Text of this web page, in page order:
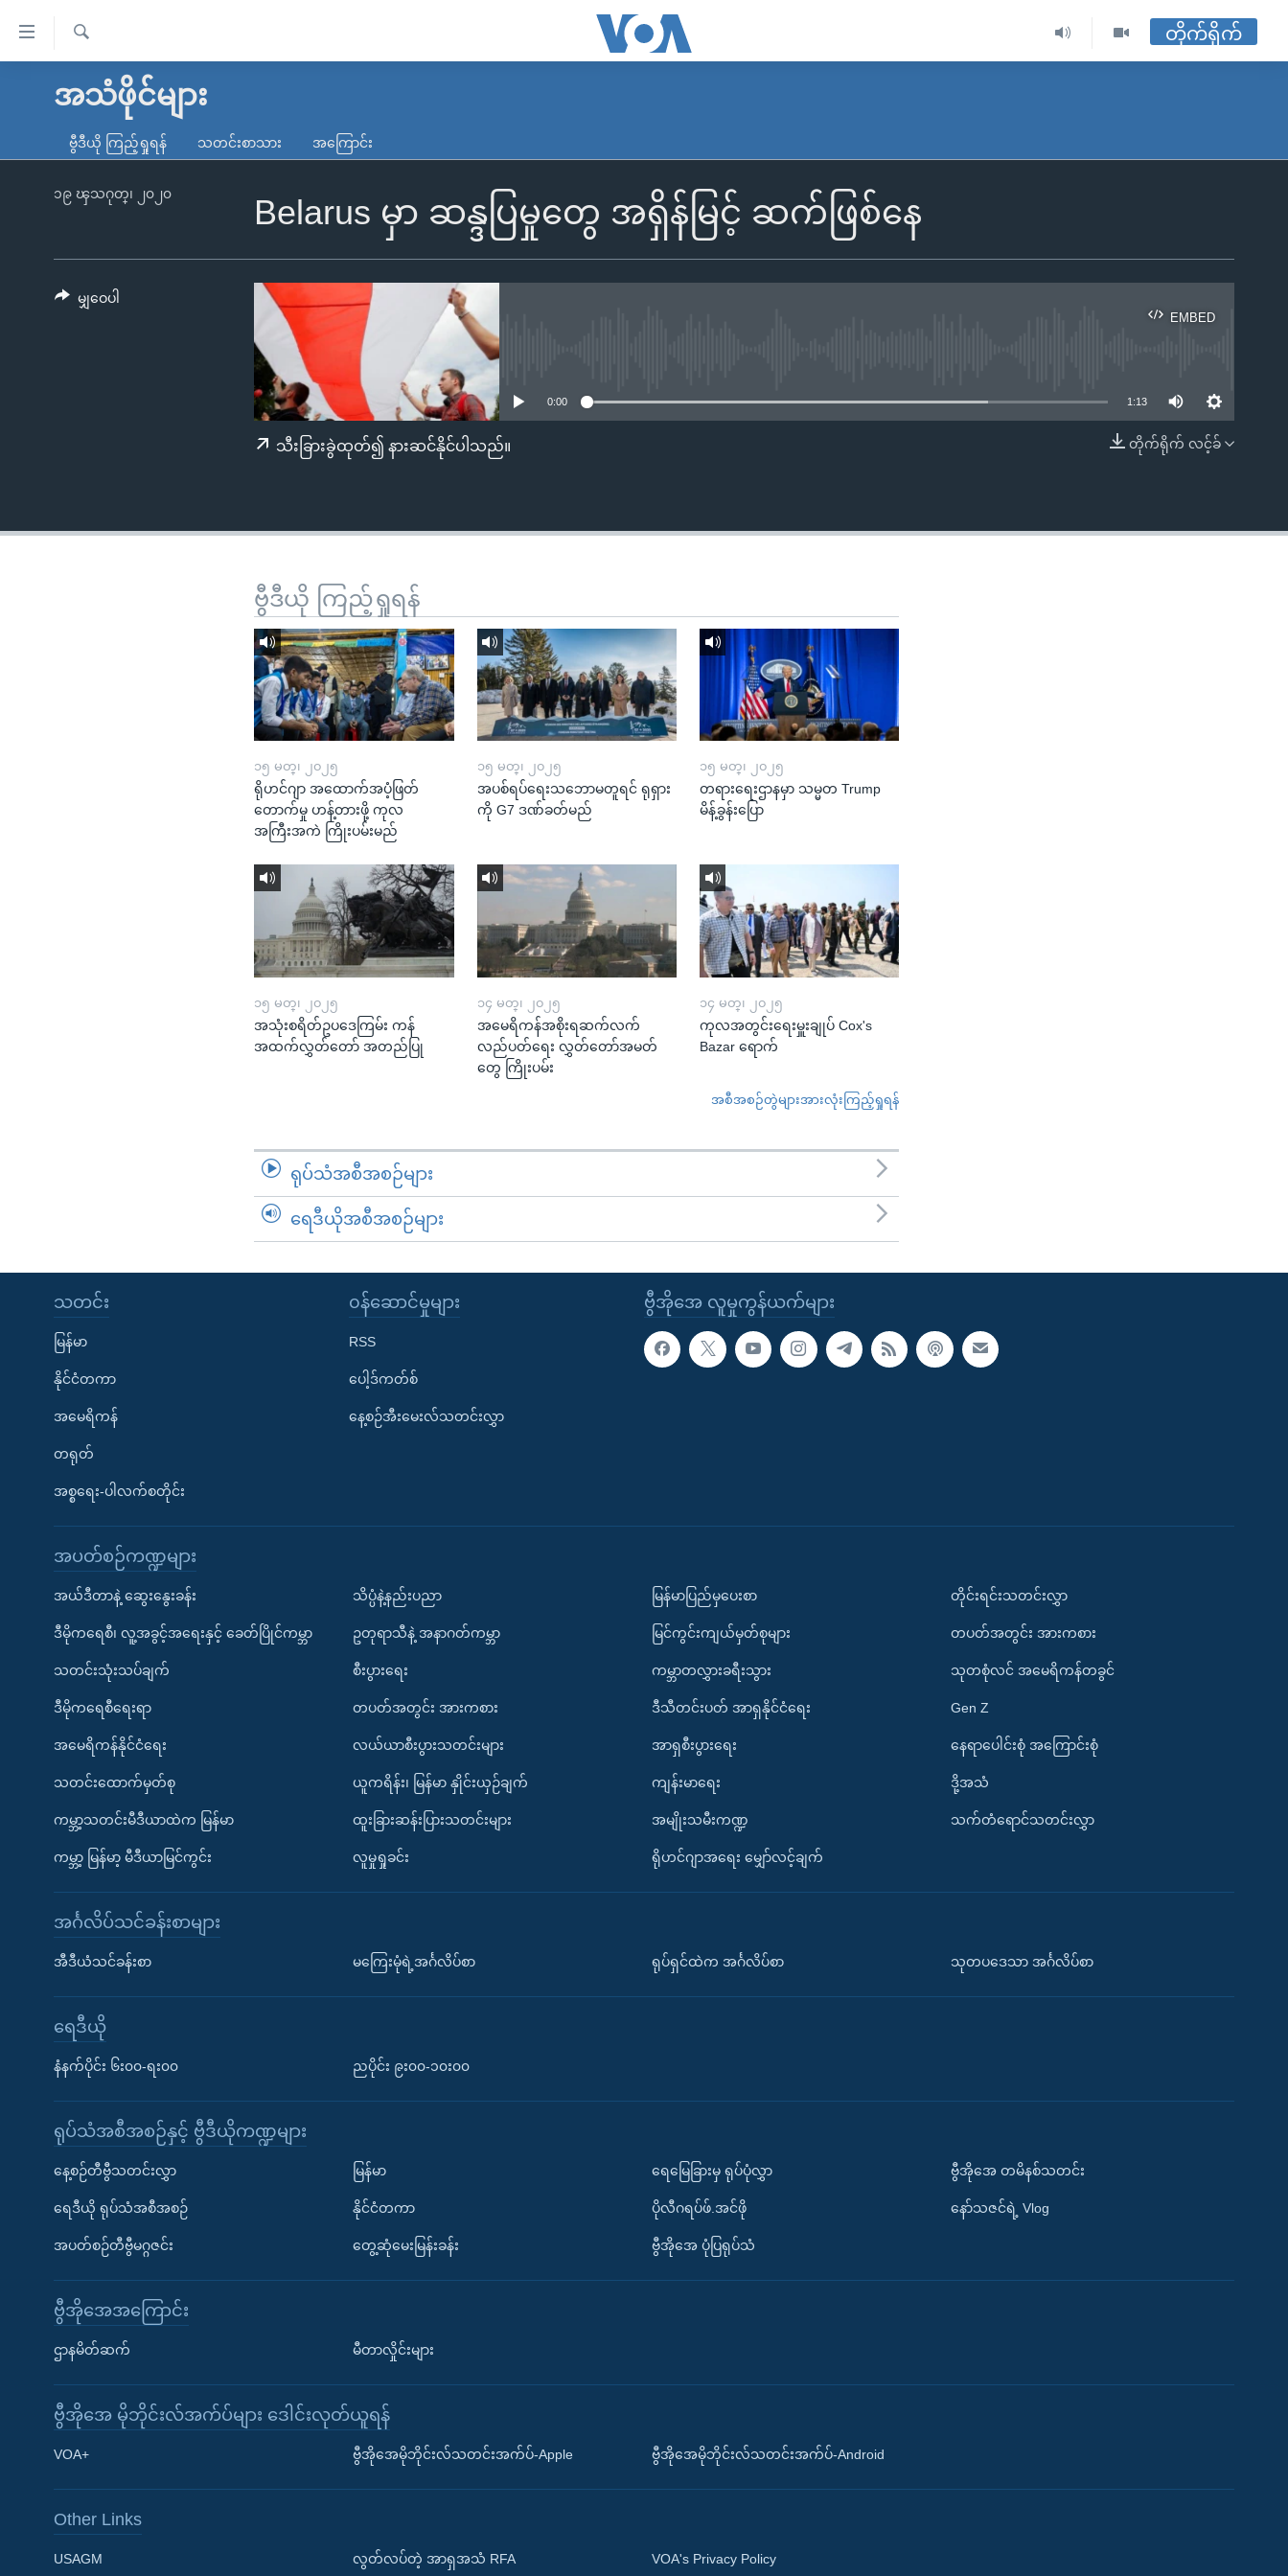
လွယ်ကူ
သည့်
ကျော်
မူလစာမျက်နှာ
ကမ္ဘာ့သတင်းများ
နိုင်ငံတကာ
တရုတ်
အစ္စရေး-ပါလက်စတိုင်း
ရပ်ဝန်းတခု လမ်းတခု အလွန်
အင်္ဂလိပ်စာလေ့လာမယ်
Learning English
ရ
တိုက်ရိုက်
အသံဖိုင်များ
ဗွီဒီယို ကြည့်ရှုရန် သတင်းစာသား အကြောင်း
Belarus မှာ ဆန္ဒပြမှုတွေ အရှိန်မြင့် ဆက်ဖြစ်နေ
၁၉ ၾသဂုတ္၊ ၂၀၂၀
EMBED
EMBED
0:00 1:13
တိုက်ရိုက် လင့်ခ်
သီးခြားခွဲထုတ်၍ နားဆင်နိုင်ပါသည်။
မျှဝေပါ
ဗွီဒီယို ကြည့်ရှုရန်
၁၅ မတ္၊ ၂၀၂၅
ရိုဟင်ဂျာ အထောက်အပံ့ဖြတ်
တောက်မှု ဟန့်တားဖို့ ကုလ
အကြီးအကဲ ကြိုးပမ်းမည်
၁၅ မတ္၊ ၂၀၂၅
အပစ်ရပ်ရေးသဘောမတူရင် ရုရှား
ကို G7 ဒဏ်ခတ်မည်
၁၅ မတ္၊ ၂၀၂၅
တရားရေးဌာနမှာ သမ္မတ Trump
မိန့်ခွန်းပြော
၁၅ မတ္၊ ၂၀၂၅
အသုံးစရိတ်ဥပဒေကြမ်း ကန်
အထက်လွှတ်တော် အတည်ပြု
၁၄ မတ္၊ ၂၀၂၅
အမေရိကန်အစိုးရဆက်လက်
လည်ပတ်ရေး လွှတ်တော်အမတ်
တွေ ကြိုးပမ်း
၁၄ မတ္၊ ၂၀၂၅
ကုလအတွင်းရေးမှူးချုပ် Cox's
Bazar ရောက်
အစီအစဉ်တွဲများအားလုံးကြည့်ရှုရန်
ရုပ်သံအစီအစဉ်များ
ရေဒီယိုအစီအစဉ်များ
ဗွီအိုအေ လူမှုကွန်ယက်များ
သတင်း
မြန်မာ
နိုင်ငံတကာ
အမေရိကန်
တရုတ်
အစ္စရေး-ပါလက်စတိုင်း
၀န်ဆောင်မှုများ
RSS
ပေါ့ဒ်ကတ်စ်
နေ့စဉ်အီးမေးလ်သတင်းလွှာ
အပတ်စဉ်ကဏ္ဍများ
အယ်ဒီတာနဲ့ ဆွေးနွေးခန်း
ဒီမိုကရေစီ၊ လူ့အခွင့်အရေးနှင့် ခေတ်ပြိုင်ကမ္ဘာ
သတင်းသုံးသပ်ချက်
ဒီမိုကရေစီရေးရာ
အမေရိကန်နိုင်ငံရေး
သတင်းထောက်မှတ်စု
ကမ္ဘာ့သတင်းမီဒီယာထဲက မြန်မာ
ကမ္ဘာ့ မြန်မာ့ မီဒီယာမြင်ကွင်း
သိပ္ပံနဲ့နည်းပညာ
ဥတုရာသီနဲ့ အနာဂတ်ကမ္ဘာ
စီးပွားရေး
တပတ်အတွင်း အားကစား
လယ်ယာစီးပွားသတင်းများ
ယူကရိန်း၊ မြန်မာ နှိုင်းယှဉ်ချက်
ထူးခြားဆန်းပြားသတင်းများ
လူမှုရှုခင်း
မြန်မာပြည်မှပေးစာ
မြင်ကွင်းကျယ်မှတ်စုများ
ကမ္ဘာတလွှားခရီးသွား
ဒီသီတင်းပတ် အာရှနိုင်ငံရေး
အာရှစီးပွားရေး
ကျန်းမာရေး
အမျိုးသမီးကဏ္ဍ
ရိုဟင်ဂျာအရေး မျှော်လင့်ချက်
တိုင်းရင်းသတင်းလွှာ
တပတ်အတွင်း အားကစား
သုတစုံလင် အမေရိကန်တခွင်
Gen Z
နေရာပေါင်းစုံ အကြောင်းစုံ
ဒို့အသံ
သက်တံရောင်သတင်းလွှာ
အင်္ဂလိပ်သင်ခန်းစာများ
အီဒီယံသင်ခန်းစာ မကြေးမုံရဲ့အင်္ဂလိပ်စာ ရုပ်ရှင်ထဲက အင်္ဂလိပ်စာ သုတပဒေသာ အင်္ဂလိပ်စာ
ရေဒီယို
နံနက်ပိုင်း ၆း၀၀-ရး၀၀ ညပိုင်း ၉း၀၀-၁၀း၀၀
ရုပ်သံအစီအစဉ်နှင့် ဗွီဒီယိုကဏ္ဍများ
နေ့စဉ်တီဗွီသတင်းလွှာ
ရေဒီယို ရုပ်သံအစီအစဉ်
အပတ်စဉ်တီဗွီမဂ္ဂဇင်း
မြန်မာ
နိုင်ငံတကာ
တွေ့ဆုံမေးမြန်းခန်း
ရေမြေခြားမှ ရုပ်ပုံလွှာ
ပိုလီဂရပ်ဖ်.အင်ဖို
ဗွီအိုအေ ပုံပြရုပ်သံ
ဗွီအိုအေ တမိနစ်သတင်း
နော်သဇင်ရဲ့ Vlog
ဗွီအိုအေအကြောင်း
ဌာနမိတ်ဆက် မီတာလှိုင်းများ
ဗွီအိုအေ မိုဘိုင်းလ်အက်ပ်များ ဒေါင်းလုတ်ယူရန်
VOA+ ဗွီအိုအေမိုဘိုင်းလ်သတင်းအက်ပ်-Apple ဗွီအိုအေမိုဘိုင်းလ်သတင်းအက်ပ်-Android
Other Links
USAGM လွတ်လပ်တဲ့ အာရှအသံ RFA VOA's Privacy Policy